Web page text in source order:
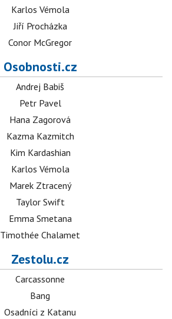
Karlos Vémola
Jiří Procházka
Conor McGregor
Osobnosti.cz
Andrej Babiš
Petr Pavel
Hana Zagorová
Kazma Kazmitch
Kim Kardashian
Karlos Vémola
Marek Ztracený
Taylor Swift
Emma Smetana
Timothée Chalamet
Zestolu.cz
Carcassonne
Bang
Osadníci z Katanu